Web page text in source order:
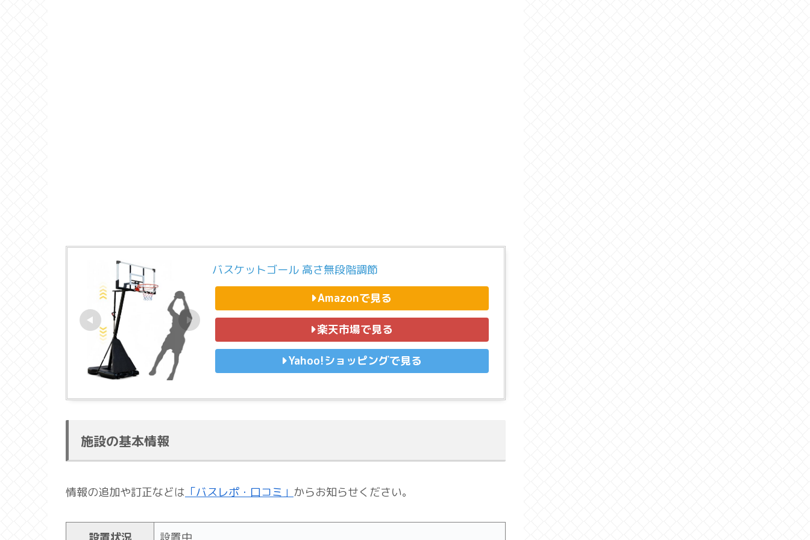
バスケットゴール 高さ無段階調節
Amazonで見る
楽天市場で見る
Yahoo!ショッピングで見る
施設の基本情報
情報の追加や訂正などは 「バスレポ・口コミ」 からお知らせください。